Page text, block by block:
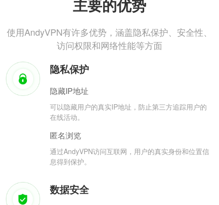
主要的优势
使用AndyVPN有许多优势，涵盖隐私保护、安全性、
访问权限和网络性能等方面
隐私保护
隐藏IP地址
可以隐藏用户的真实IP地址，防止第三方追踪用户的
在线活动。
匿名浏览
通过AndyVPN访问互联网，用户的真实身份和位置信
息得到保护。
数据安全